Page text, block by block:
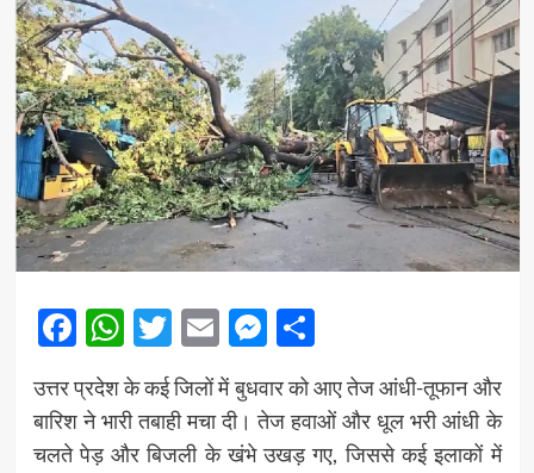
Facebook
WhatsApp
Twitter
EmailMessenger
Share
उत्तर प्रदेशके कई जिलों में बुधवार को आए तेज आंधी-तूफान और
बारिश ने भारी तबाही मचा दी। तेज हवाओं और धूल भरी आंधी के
चलते पेड़ और बिजली के खंभे उखड़ गए, जिससे कई इलाकों में